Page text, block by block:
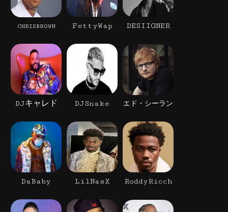
CHRISBROWN FettyWap DESIIGNER
DJキャレド DJSnake エド・シーラン
DaBaby LilNasX RoddyRicch